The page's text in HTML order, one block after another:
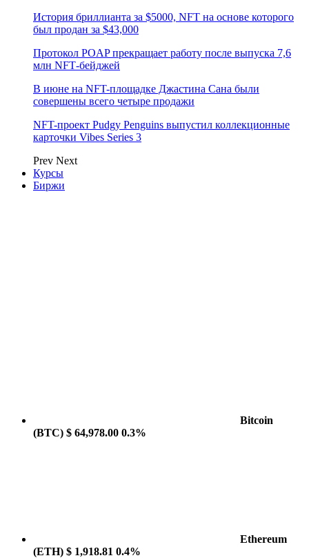
История бриллианта за $5000, NFT на основе которого
был продан за $43,000
Протокол POAP прекращает работу после выпуска 7,6
млн NFT‑бейджей
В июне на NFT-площадке Джастина Сана были
совершены всего четыре продажи
NFT-проект Pudgy Penguins выпустил коллекционные
карточки Vibes Series 3
Prev Next
Курсы
Биржи
Bitcoin
(BTC) $ 64,978.00 0.3%
Ethereum
(ETH) $ 1,918.81 0.4%